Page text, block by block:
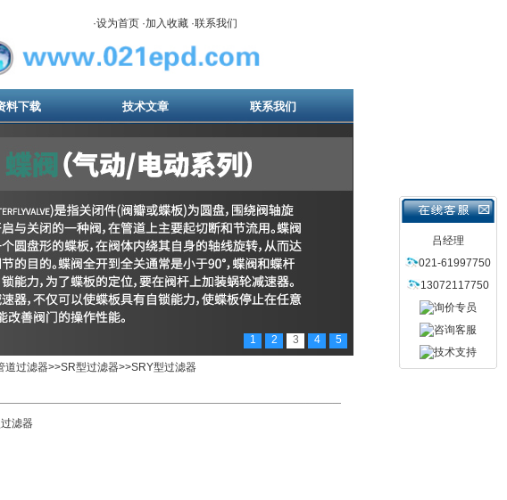
·设为首页 ·加入收藏 ·联系我们
料下载 技术文章 联系我们
1 2 3 4 5
吕经理
021-61997750
13072117750
道过滤器>>SR型过滤器>>SRY型过滤器
滤器